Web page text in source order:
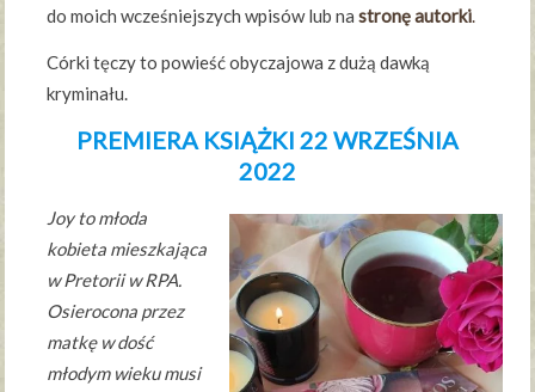
do moich wcześniejszych wpisów lub nastronę autorki.
Córki tęczy to powieść obyczajowa z dużą dawką
kryminału.
PREMIERA KSIĄŻKI 22 WRZEŚNIA
2022
Joy to młoda
kobieta mieszkająca
w Pretorii w RPA.
Osierocona przez
matkę w dość
młodym wieku musi